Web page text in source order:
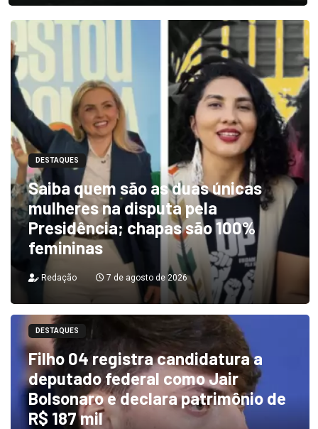
DESTAQUES
Saiba quem são as duas únicas
mulheres na disputa pela
Presidência; chapas são 100%
femininas
Redação 7 de agosto de 2026
DESTAQUES
Filho 04 registra candidatura a
deputado federal como Jair
Bolsonaro e declara patrimônio de
R$ 187 mil